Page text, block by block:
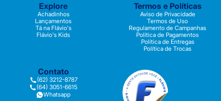
Explore
Achadinhos
Lançamentos
Tá na Flávio's
Flávio's Kids
Termos e Políticas
Aviso de Privacidade
Termos de Uso
Regulamento de Campanhas
Política de Pagamentos
Política de Entregas
Política de Trocas
Contato
(62) 3212-8787
(64) 3051-6615
Whatsapp